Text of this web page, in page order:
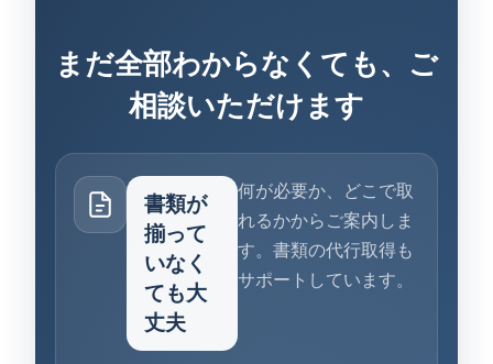
まだ全部わからなくても、ご
相談いただけます
書類が
揃って
いなく
ても大
丈夫
何が必要か、どこで取
れるかからご案内しま
す。書類の代行取得も
サポートしています。